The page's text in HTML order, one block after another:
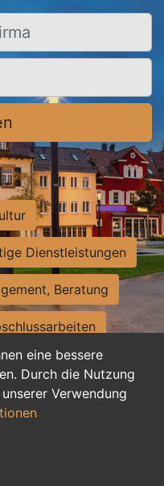
eine bessere
Durch die Nutzung
Verwendung
Dienstleistungen
Beratung
Sekretariat
Ausbildung